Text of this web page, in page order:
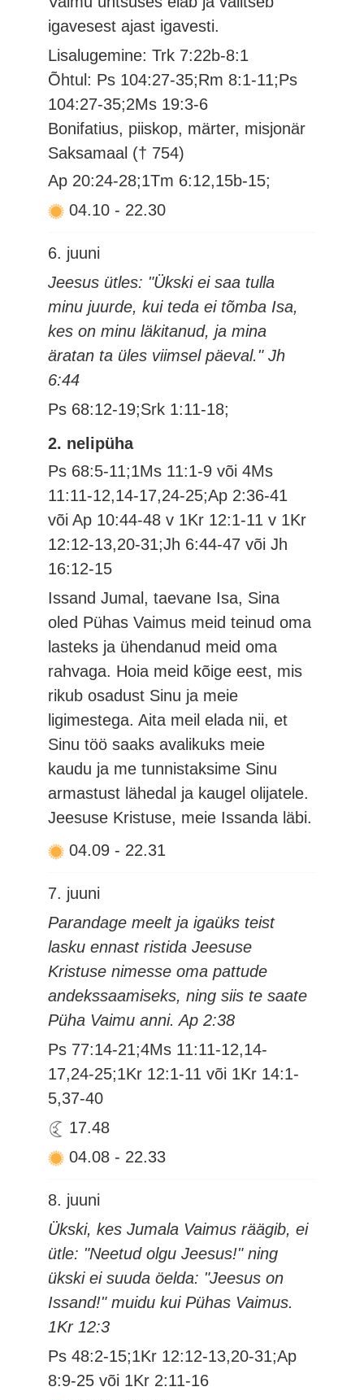
igavesest ajast igavesti.
Lisalugemine: Trk 7:22b-8:1
Õhtul: Ps 104:27-35;Rm 8:1-11;Ps
104:27-35;2Ms 19:3-6
Bonifatius, piiskop, märter, misjonär
Saksamaal († 754)
Ap 20:24-28;1Tm 6:12,15b-15;
04.10 - 22.30
6. juuni
Jeesus ütles: "Ükski ei saa tulla
minu juurde, kui teda ei tõmba Isa,
kes on minu läkitanud, ja mina
äratan ta üles viimsel päeval." Jh
6:44
Ps 68:12-19;Srk 1:11-18;
2. nelipüha
Ps 68:5-11;1Ms 11:1-9 või 4Ms
11:11-12,14-17,24-25;Ap 2:36-41
või Ap 10:44-48 v 1Kr 12:1-11 v 1Kr
12:12-13,20-31;Jh 6:44-47 või Jh
16:12-15
Issand Jumal, taevane Isa, Sina
oled Pühas Vaimus meid teinud oma
lasteks ja ühendanud meid oma
rahvaga. Hoia meid kõige eest, mis
rikub osadust Sinu ja meie
ligimestega. Aita meil elada nii, et
Sinu töö saaks avalikuks meie
kaudu ja me tunnistaksime Sinu
armastust lähedal ja kaugel olijatele.
Jeesuse Kristuse, meie Issanda läbi.
04.09 - 22.31
7. juuni
Parandage meelt ja igaüks teist
lasku ennast ristida Jeesuse
Kristuse nimesse oma pattude
andekssaamiseks, ning siis te saate
Püha Vaimu anni. Ap 2:38
Ps 77:14-21;4Ms 11:11-12,14-
17,24-25;1Kr 12:1-11 või 1Kr 14:1-
5,37-40
17.48
04.08 - 22.33
8. juuni
Ükski, kes Jumala Vaimus räägib, ei
ütle: "Neetud olgu Jeesus!" ning
ükski ei suuda öelda: "Jeesus on
Issand!" muidu kui Pühas Vaimus.
1Kr 12:3
Ps 48:2-15;1Kr 12:12-13,20-31;Ap
8:9-25 või 1Kr 2:11-16